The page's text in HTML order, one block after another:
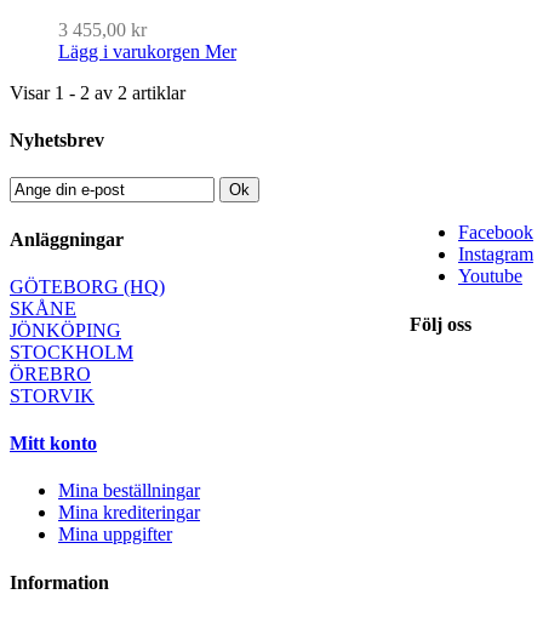
3 455,00 kr
Lägg i varukorgen Mer
Visar 1 - 2 av 2 artiklar
Nyhetsbrev
Ok
Facebook
Instagram
Youtube
Följ oss
Anläggningar
GÖTEBORG (HQ)
SKÅNE
JÖNKÖPING
STOCKHOLM
ÖREBRO
STORVIK
Mitt konto
Mina beställningar
Mina krediteringar
Mina uppgifter
Information